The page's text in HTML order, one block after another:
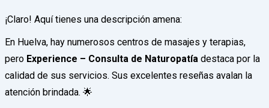
¡Claro! Aquí tienes una descripción amena:
En Huelva, hay numerosos centros de masajes y terapias,
pero Experience – Consulta de Naturopatía destaca por la
calidad de sus servicios. Sus excelentes reseñas avalan la
atención brindada. 🌟